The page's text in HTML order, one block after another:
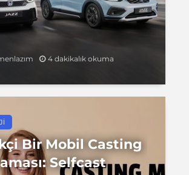
4 dakikalık okuma
Bir Mobil Casting
Selfcast